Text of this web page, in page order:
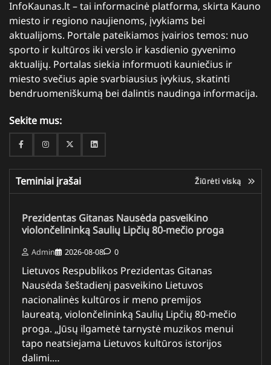
InfoKaunas.lt – tai informacinė platforma, skirta Kauno
miesto ir regiono naujienoms, įvykiams bei
aktualijoms. Portale pateikiamos įvairios temos: nuo
sporto ir kultūros iki verslo ir kasdienio gyvenimo
aktualijų. Portalas siekia informuoti kauniečius ir
miesto svečius apie svarbiausius įvykius, skatinti
bendruomeniškumą bei dalintis naudinga informacija.
Sekite mus:
FacebookInstagramTwitterLinkedin
Teminiai įrašai Žiūrėti viską
Prezidentas Gitanas Nausėda pasveikino
violončelininką Saulių Lipčių 80-mečio proga
Admin 2026-08-08 0
Lietuvos Respublikos Prezidentas Gitanas
Nausėda šeštadienį pasveikino Lietuvos
nacionalinės kultūros ir meno premijos
laureatą, violončelininką Saulių Lipčių 80-mečio
proga. „Jūsų ilgametė tarnystė muzikos menui
tapo neatsiejama Lietuvos kultūros istorijos
dalimi.…